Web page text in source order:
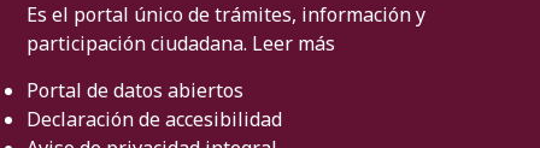
Es el portal único de trámites, información y
participación ciudadana. Leer más
Portal de datos abiertos
Declaración de accesibilidad